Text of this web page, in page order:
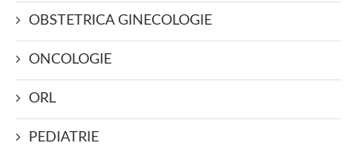
OBSTETRICA GINECOLOGIE
ONCOLOGIE
ORL
PEDIATRIE